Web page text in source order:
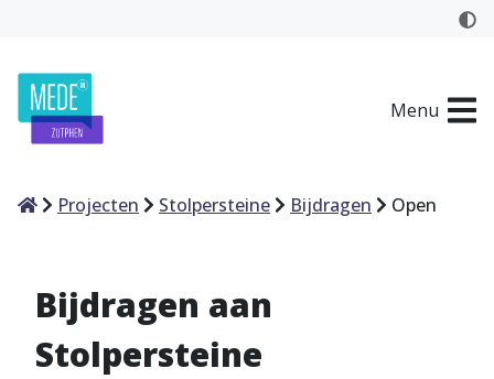
Menu
HomeProjecten Stolpersteine Bijdragen Open
Bijdragen aan
Stolpersteine